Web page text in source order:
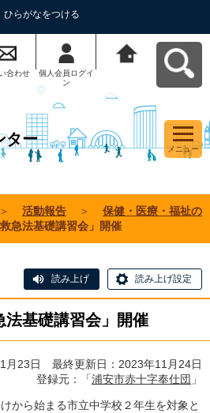
ひらがなをつける
合わせ
個人会員ログイ
ン
ター
メニュー
＞ 活動報告 ＞
保健・医療・福祉の
急法基礎講習会」開催
読み上げ 読み上げ設定
法基礎講習会」開催
月23日 最終更新日：2023年11月24日
登録元：「浦安市赤十字奉仕団 」
ら始まる市立中学校２年生を対象と